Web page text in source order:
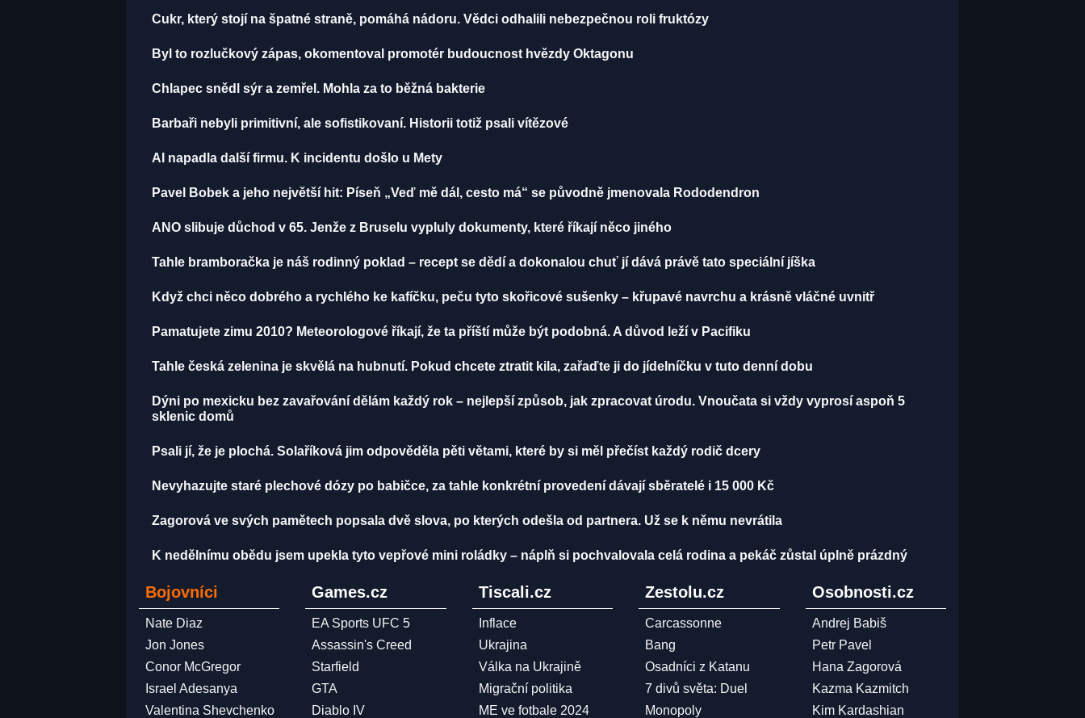
Cukr, který stojí na špatné straně, pomáhá nádoru. Vědci odhalili nebezpečnou roli fruktózy
Byl to rozlučkový zápas, okomentoval promotér budoucnost hvězdy Oktagonu
Chlapec snědl sýr a zemřel. Mohla za to běžná bakterie
Barbaři nebyli primitivní, ale sofistikovaní. Historii totiž psali vítězové
AI napadla další firmu. K incidentu došlo u Mety
Pavel Bobek a jeho největší hit: Píseň „Veď mě dál, cesto má“ se původně jmenovala Rododendron
ANO slibuje důchod v 65. Jenže z Bruselu vypluly dokumenty, které říkají něco jiného
Tahle bramboračka je náš rodinný poklad – recept se dědí a dokonalou chuť jí dává právě tato speciální jíška
Když chci něco dobrého a rychlého ke kafíčku, peču tyto skořicové sušenky – křupavé navrchu a krásně vláčné uvnitř
Pamatujete zimu 2010? Meteorologové říkají, že ta příští může být podobná. A důvod leží v Pacifiku
Tahle česká zelenina je skvělá na hubnutí. Pokud chcete ztratit kila, zařaďte ji do jídelníčku v tuto denní dobu
Dýni po mexicku bez zavařování dělám každý rok – nejlepší způsob, jak zpracovat úrodu. Vnoučata si vždy vyprosí aspoň 5
sklenic domů
Psali jí, že je plochá. Solaříková jim odpověděla pěti větami, které by si měl přečíst každý rodič dcery
Nevyhazujte staré plechové dózy po babičce, za tahle konkrétní provedení dávají sběratelé i 15 000 Kč
Zagorová ve svých pamětech popsala dvě slova, po kterých odešla od partnera. Už se k němu nevrátila
K nedělnímu obědu jsem upekla tyto vepřové mini roládky – náplň si pochvalovala celá rodina a pekáč zůstal úplně prázdný
Bojovníci
Nate Diaz
Jon Jones
Conor McGregor
Israel Adesanya
Valentina Shevchenko
Games.cz
EA Sports UFC 5
Assassin's Creed
Starfield
GTA
Diablo IV
Tiscali.cz
Inflace
Ukrajina
Válka na Ukrajině
Migrační politika
ME ve fotbale 2024
Zestolu.cz
Carcassonne
Bang
Osadníci z Katanu
7 divů světa: Duel
Monopoly
Osobnosti.cz
Andrej Babiš
Petr Pavel
Hana Zagorová
Kazma Kazmitch
Kim Kardashian